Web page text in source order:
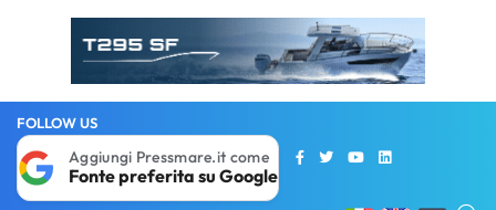
FOLLOW US
Aggiungi Pressmare.it come
Fonte preferita su Google